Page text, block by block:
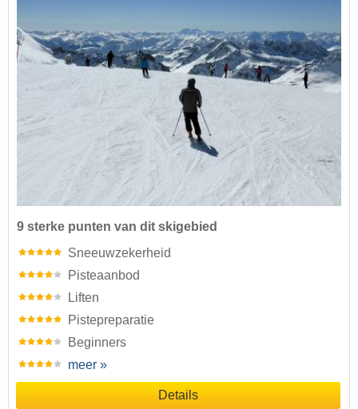
9 sterke punten van dit skigebied
Sneeuwzekerheid
Pisteaanbod
Liften
Pistepreparatie
Beginners
meer »
Details